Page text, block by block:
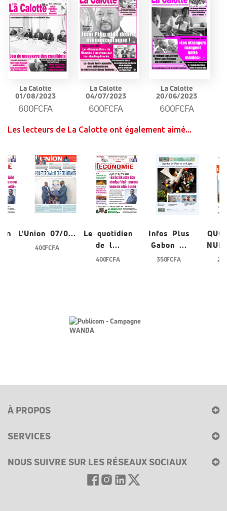
La Calotte
01/08/2023
600FCFA
La Calotte
04/07/2023
600FCFA
La Calotte
20/06/2023
600FCFA
Les lecteurs de La Calotte ont également aimé...
L'Union 07/0...
400 FCFA
Le quotidien
de l...
400 FCFA
Infos Plus
Gabon ...
350 FCFA
À PROPOS
SERVICES
NOUS SUIVRE SUR LES RÉSEAUX SOCIAUX